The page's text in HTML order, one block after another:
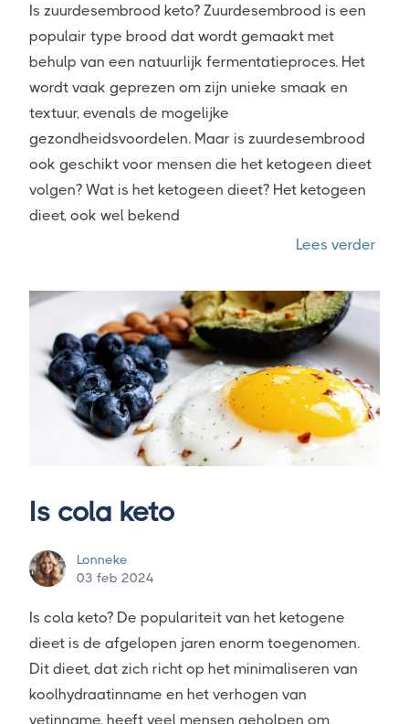
Is zuurdesembrood keto? Zuurdesembrood is een
populair type brood dat wordt gemaakt met
behulp van een natuurlijk fermentatieproces. Het
wordt vaak geprezen om zijn unieke smaak en
textuur, evenals de mogelijke
gezondheidsvoordelen. Maar is zuurdesembrood
ook geschikt voor mensen die het ketogeen dieet
volgen? Wat is het ketogeen dieet? Het ketogeen
dieet, ook wel bekend
Lees verder
Is cola keto
Lonneke
03 feb 2024
Is cola keto? De populariteit van het ketogene
dieet is de afgelopen jaren enorm toegenomen.
Dit dieet, dat zich richt op het minimaliseren van
koolhydraatinname en het verhogen van
vetinname, heeft veel mensen geholpen om